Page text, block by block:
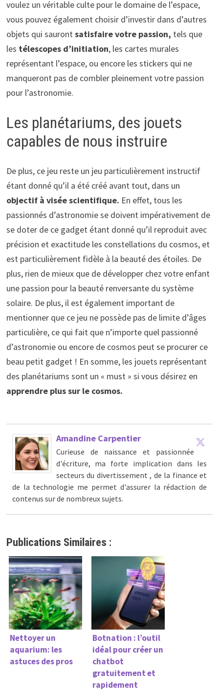
voulez un véritable culte pour le domaine de l’espace,
vous pouvez également choisir d’investir dans d’autres
objets qui saurontsatisfaire votre passion, tels que
les télescopes d’initiation, les cartes murales
représentant l’espace, ou encore les stickers qui ne
manqueront pas de combler pleinement votre passion
pour l’astronomie.
Les planétariums, des jouets
capables de nous instruire
De plus, ce jeu reste un jeu particulièrement instructif
étant donné qu’il a été créé avant tout, dans un
objectif à visée scientifique. En effet, tous les
passionnés d’astronomie se doivent impérativement de
se doter de ce gadget étant donné qu’il reproduit avec
précision et exactitude les constellations du cosmos, et
est particulièrement fidèle à la beauté des étoiles. De
plus, rien de mieux que de développer chez votre enfant
une passion pour la beauté renversante du système
solaire. De plus, il est également important de
mentionner que ce jeu ne possède pas de limite d’âges
particulière, ce qui fait que n’importe quel passionné
d’astronomie ou encore de cosmos peut se procurer ce
beau petit gadget ! En somme, les jouets représentant
des planétariums sont un « must » si vous désirez en
apprendre plus sur le cosmos.
Amandine Carpentier
Curieuse de naissance et passionnée
d'écriture, ma forte implication dans les
secteurs du divertissement , de la finance et
de la technologie me permet d'assurer la rédaction de
contenus sur de nombreux sujets.
Publications Similaires :
Nettoyer un
aquarium: les
astuces des pros
Botnation : l’outil
idéal pour créer un
chatbot
gratuitement et
rapidement